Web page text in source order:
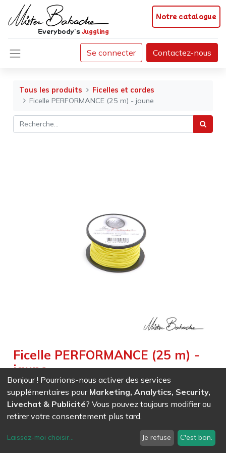
Notre catalogue
Everybody'sjuggling
Se connecter Contactez-nous
Tous les produits
Ficelles et cordes
Ficelle PERFORMANCE (25 m) - jaune
Ficelle PERFORMANCE (25 m) -
jaune
Weight : 0,060kg| Diameter : 0,150cm|Size :2 500,000
Ficelle très résistante pour une utilisation intensive, excellent
mariage entre l'accroche et la glisse
EAN7611847008048 0804)
Bonjour ! Pourrions-nous activer des services
supplémentaires pour Marketing, Analytics, Security,
Livechat & Publicité? Vous pouvez toujours modifier ou
retirer votre consentement plus tard.
Laissez-moi choisir... Je refuse C'est bon.